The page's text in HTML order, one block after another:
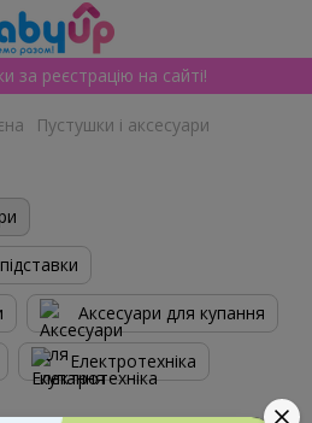
за реєстрацію на сайті!
Пустушки і аксесуари
Аксесуари для купання
Електротехніка